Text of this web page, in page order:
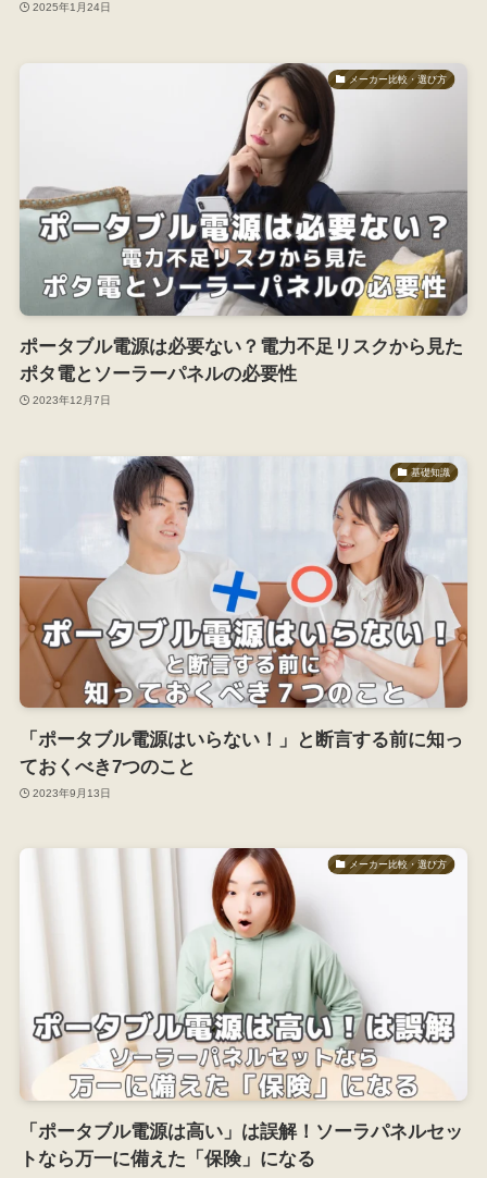
2025年1月24日
メーカー比較・選び方
ポータブル電源は必要ない？電力不足リスクから見た
ポタ電とソーラーパネルの必要性
2023年12月7日
基礎知識
「ポータブル電源はいらない！」と断言する前に知っ
ておくべき7つのこと
2023年9月13日
メーカー比較・選び方
「ポータブル電源は高い」は誤解！ソーラパネルセッ
トなら万一に備えた「保険」になる